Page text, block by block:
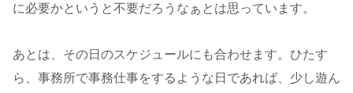
に必要かというと不要だろうなぁとは思っています。
あとは、その日のスケジュールにも合わせます。ひたす
ら、事務所で事務仕事をするような日であれば、少し遊ん